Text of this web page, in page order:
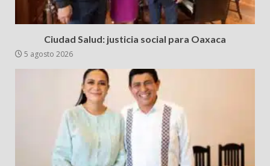
Ciudad Salud: justicia social para Oaxaca
5 agosto 2026